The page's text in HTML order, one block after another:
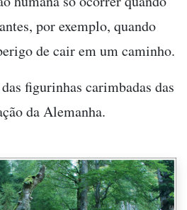
por exemplo, quando
de cair em um caminho.
figurinhas carimbadas das
da Alemanha.